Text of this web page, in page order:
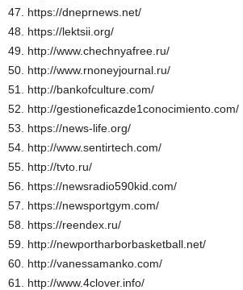
47. https://dneprnews.net/
48. https://lektsii.org/
49. http://www.chechnyafree.ru/
50. http://www.rnoneyjournal.ru/
51. http://bankofculture.com/
52. http://gestioneficazde1conocimiento.com/
53. https://news-life.org/
54. http://www.sentirtech.com/
55. http://tvto.ru/
56. https://newsradio590kid.com/
57. https://newsportgym.com/
58. https://reendex.ru/
59. http://newportharborbasketball.net/
60. http://vanessamanko.com/
61. http://www.4clover.info/